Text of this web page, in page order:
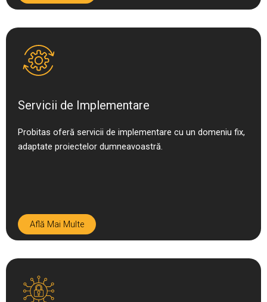
Servicii de Implementare
Probitas oferă servicii de implementare cu un domeniu fix,
adaptate proiectelor dumneavoastră.
Află Mai Multe